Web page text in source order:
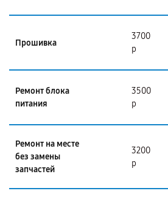
Прошивка
3700
р
Ремонт блока
питания
3500
р
Ремонт на месте
без замены
запчастей
3200
р